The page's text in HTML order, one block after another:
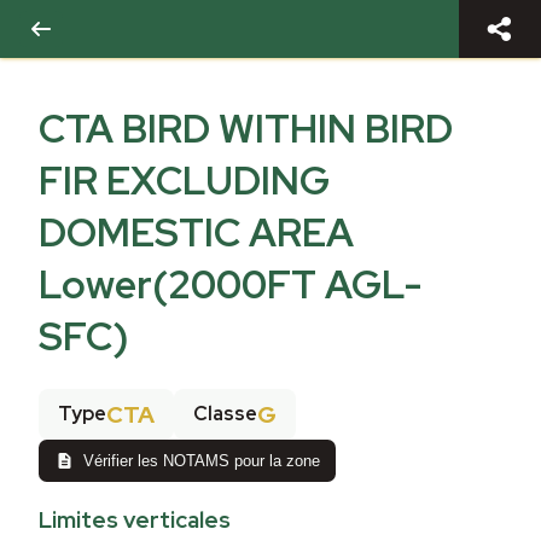
CTA BIRD WITHIN BIRD
FIR EXCLUDING
DOMESTIC AREA
Lower(2000FT AGL-
SFC)
TypeCTA ClasseG
Vérifier les NOTAMS pour la zone
Limites verticales